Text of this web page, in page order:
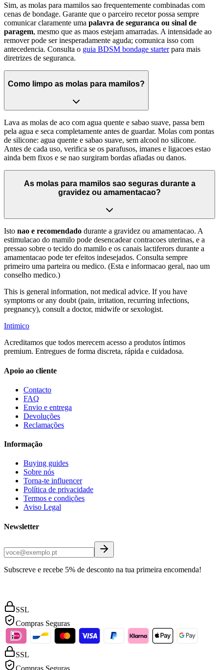
Sim, as molas para mamilos sao frequentemente combinadas com
cenas de bondage. Garante que o parceiro recetor possa sempre
comunicar claramente uma palavra de seguranca ou sinal de
paragem, mesmo que as maos estejam amarradas. A intensidade ao
remover pode ser inesperadamente aguda; comunica isso com
antecedencia. Consulta o guia BDSM bondage starterpara mais
diretrizes de seguranca.
Como limpo as molas para mamilos?
Lava as molas de aco com agua quente e sabao suave, passa bem
pela agua e seca completamente antes de guardar. Molas com pontas
de silicone: agua quente e sabao suave, sem alcool no silicone.
Antes de cada uso, verifica se os parafusos, imanes e ligacoes estao
ainda bem fixos e se nao surgiram bordas afiadas ou danos.
As molas para mamilos sao seguras durante a
gravidez ou amamentacao?
Isto nao e recomendado durante a gravidez ou amamentacao. A
estimulacao do mamilo pode desencadear contracoes uterinas, e a
pressao sobre o tecido do mamilo e os canais lactiferors durante a
amamentacao pode ter efeitos indesejados. Consulta sempre
primeiro uma parteira ou medico. (Esta e informacao geral, nao um
conselho medico.)
This is general information, not medical advice. If you have
symptoms or any doubt (pain, irritation, recurring infections,
pregnancy), consult a doctor, midwife or sexologist.
Intimico
Acreditamos que todos merecem acesso a produtos íntimos
premium. Entregues de forma discreta, rápida e cuidadosa.
Apoio ao cliente
Contacto
FAQ
Envio e entrega
Devoluções
Reclamações
Informação
Buying guides
Sobre nós
Torna-te influencer
Política de privacidade
Termos e condições
Aviso Legal
Newsletter
Subscreve e recebe 5% de desconto na tua primeira encomenda!
SSL
Compras Seguras
SSL
Compras Seguras